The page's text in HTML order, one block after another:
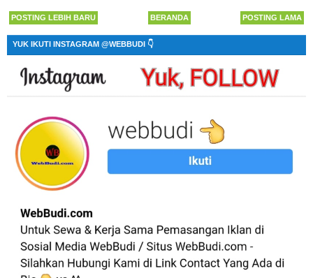
POSTING LEBIH BARU POSTING LAMA
BERANDA
YUK IKUTI INSTAGRAM @WEBBUDI 👇